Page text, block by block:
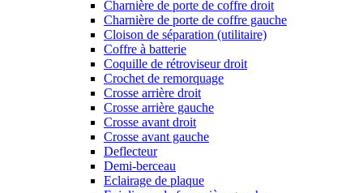
Charnière de porte de coffre droit
Charnière de porte de coffre gauche
Cloison de séparation (utilitaire)
Coffre à batterie
Coquille de rétroviseur droit
Crochet de remorquage
Crosse arrière droit
Crosse arrière gauche
Crosse avant droit
Crosse avant gauche
Deflecteur
Demi-berceau
Eclairage de plaque